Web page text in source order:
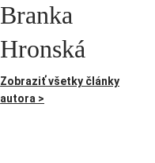
Branka
Hronská
Zobraziť všetky články
autora >